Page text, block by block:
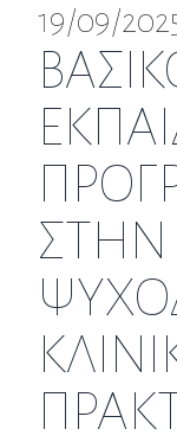
19/09/
ΣΤΗΝ